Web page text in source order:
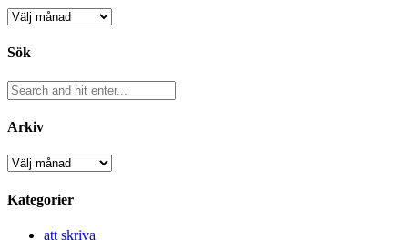
Arkiv
Sök
Arkiv
Arkiv
Kategorier
att skriva